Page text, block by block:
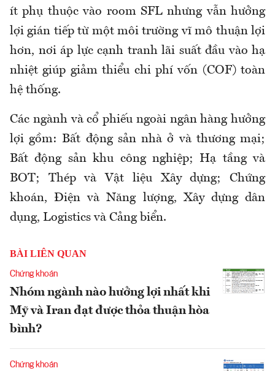
ít phụ thuộc vào room SFL nhưng vẫn hưởng
lợi gián tiếp từ một môi trường vĩ mô thuận lợi
hơn, nơi áp lực cạnh tranh lãi suất đầu vào hạ
nhiệt giúp giảm thiểu chi phí vốn (COF) toàn
hệ thống.
Các ngành và cổ phiếu ngoài ngân hàng hưởng
lợi gồm: Bất động sản nhà ở và thương mại;
Bất động sản khu công nghiệp; Hạ tầng và
BOT; Thép và Vật liệu Xây dựng; Chứng
khoán, Điện và Năng lượng, Xây dựng dân
dụng, Logistics và Cảng biển.
BÀI LIÊN QUAN
Chứng khoán
Nhóm ngành nào hưởng lợi nhất khi
Mỹ và Iran đạt được thỏa thuận hòa
bình?
Chứng khoán